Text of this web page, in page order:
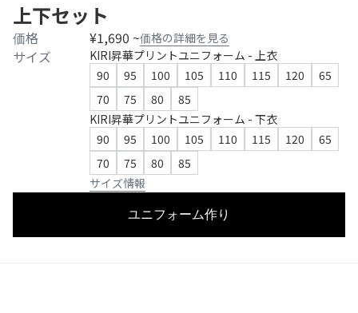
上下セット
価格 ¥1,690 ~価格の詳細を見る
サイズ
KIRI昇華プリントユニフォーム - 上衣
90
95 100 105 110 115 120
65
70
75 80
85
KIRI昇華プリントユニフォーム - 下衣
90
95 100 105 110 115 120
65
70
75 80
85
サイズ情報
ユニフォーム作り